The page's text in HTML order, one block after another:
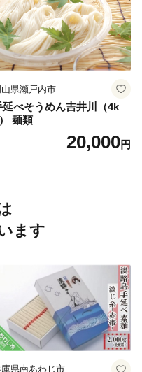
山県瀬戸内市
延べそうめん吉井川（4k
麺類
20,000円
ます
県南あわじ市